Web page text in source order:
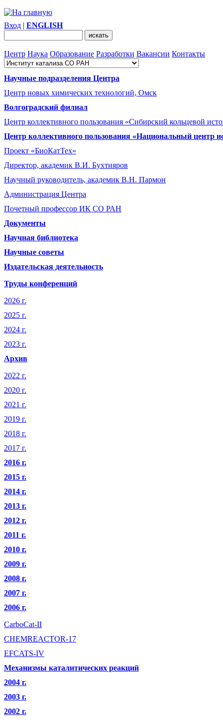
Вход | ENGLISH
Центр Наука Образование Разработки Вакансии Контакты
Научные подразделения Центра
Центр новых химических технологий, Омск
Волгоградский филиал
Центр коллективного пользования «Сибирский кольцевой
Центр коллективного пользования «Национальный центр
Проект «БиоКатТех»
Директор, академик В.И. Бухтияров
Научный руководитель, академик В.Н. Пармон
Администрация Центра
Почетный профессор ИК СО РАН
Документы
Научная библиотека
Научные советы
Издательская деятельность
Труды конференций
2026 г.
2025 г.
2024 г.
2023 г.
Архив
2022 г.
2020 г.
2021 г.
2019 г.
2018 г.
2017 г.
2016 г.
2015 г.
2014 г.
2013 г.
2012 г.
2011 г.
2010 г.
2009 г.
2008 г.
2007 г.
2006 г.
CarboCat-II
CHEMREACTOR-17
EFCATS-IV
Механизмы каталитических реакций
2004 г.
2003 г.
2002 г.